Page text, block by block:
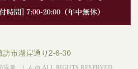
市湖岸通り2-6-30